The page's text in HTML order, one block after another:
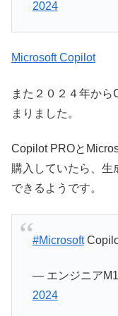
2024
Microsoft Copilot
また２０２４年か
まりました。
Copilot PROと
購入していたら、生
できるようです。
#Microsoft
— エンジニア
2024